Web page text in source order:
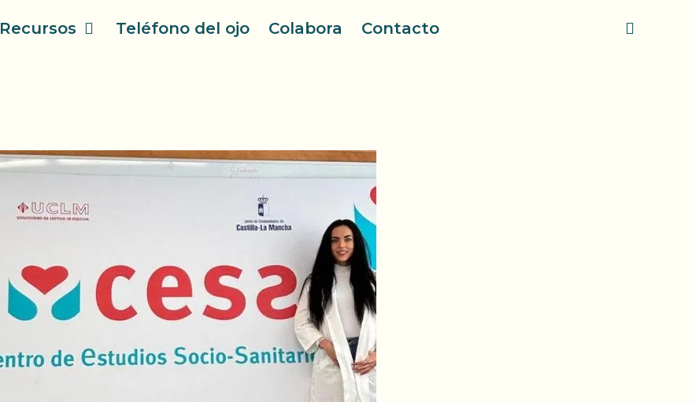
Recursos Teléfono del ojo Colabora Contacto